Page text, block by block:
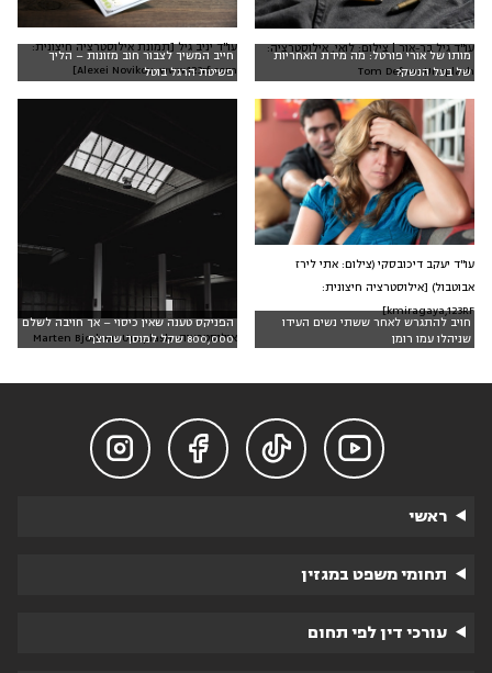
מותו של אורי פורטל: מה מידת האחריות
של בעל הנשק?
עו"ד גיל בר-אור | צילום: לואי, אילוסטרציה:
Tom Def on Unsplash
חייב המשיך לצבור חוב מזונות – הליך
פשיטת הרגל בוטל
עו"ד יניב גיל [תמונת אילוסטרציה חיצונית:
Alexei Novikov, www.123rf.com]
חויב להתגרש לאחר ששתי נשים העידו
שניהלו עמו רומן
עו"ד יעקב דיכובסקי (צילום: אתי לירז
אבוטבול) [אילוסטרציה חיצונית:
kmiragaya,123RF]
הפניקס טענה שאין כיסוי – אך חויבה לשלם
800,000 שקל למוסך שהוצף
אילוסטרציה: Marten Bjork on Unsplash




ראשי
תחומי משפט במגזין
עורכי דין לפי תחום